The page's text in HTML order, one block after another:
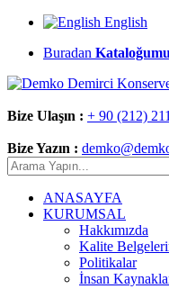
English
Buradan
Bize Ulaşın : + 90 (212)
Bize Yazın :
ANASAYFA
KURUMSAL
Hakkımızda
Kalite
Politikalar
İnsan